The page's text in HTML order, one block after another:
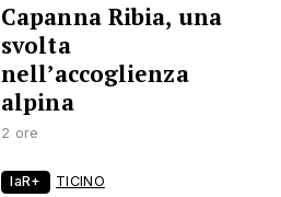
Capanna Ribia, una
svolta
nell’accoglienza
alpina
2 ore
laR+ TICINO